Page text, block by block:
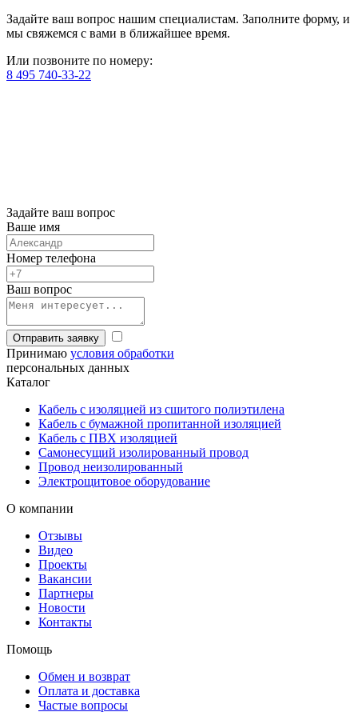
Задайте ваш вопрос нашим специалистам. Заполните форму, и
мы свяжемся с вами в ближайшее время.
Или позвоните по номеру:
8 495 740-33-22
Задайте ваш вопрос
Ваше имя
Номер телефона
Ваш вопрос
Отправить заявку
Принимаю условия обработки
персональных данных
Каталог
Кабель с изоляцией из сшитого полиэтилена
Кабель с бумажной пропитанной изоляцией
Кабель с ПВХ изоляцией
Самонесущий изолированный провод
Провод неизолированный
Электрощитовое оборудование
О компании
Отзывы
Видео
Проекты
Вакансии
Партнеры
Новости
Контакты
Помощь
Обмен и возврат
Оплата и доставка
Частые вопросы